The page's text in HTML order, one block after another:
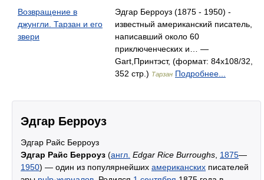
Возвращение в
джунгли. Тарзан и его
звери
Эдгар Берроуз (1875 - 1950) -
известный американский писатель,
написавший около 60
приключенческих и… —
Gart,Принтэст, (формат: 84x108/32,
352 стр.) Тарзан Подробнее...
Эдгар Берроуз
Эдгар Райс Берроуз
Эдгар Райс Берроуз (англ. Edgar Rice Burroughs 1875—
1950) — один из популярнейших американских писателей